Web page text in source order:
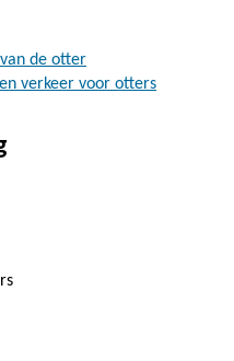
de otter
verkeer voor otters